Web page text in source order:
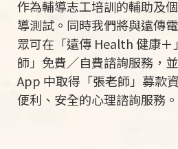
作為輔導志工培訓的輔助及
導測試。同時我們將與遠傳
眾可在「遠傳 Health 健康＋
師」免費／自費諮詢服務，
App 中取得「張老師」募款
便利、安全的心理諮詢服務。